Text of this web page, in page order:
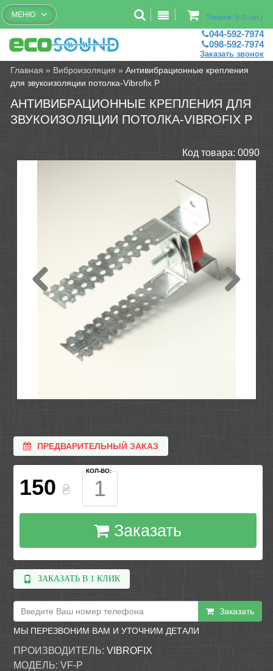
Бесплатный рассчет помещений
Товаров: 0 (0 грн.)
МЕНЮ
044-592-7974
098-592-7974
Заказать звонок
Главная » Виброизоляция »Антивибрационные крепления
для звукоизоляции потолка-Vibrofix P
АНТИВИБРАЦИОННЫЕ КРЕПЛЕНИЯ ДЛЯ
ЗВУКОИЗОЛЯЦИИ ПОТОЛКА-VIBROFIX P
Код товара: 0090
ПРЕДВАРИТЕЛЬНЫЙ ЗАКАЗ
150 ₴
КОЛ-ВО:
Заказать
ЗАКАЗАТЬ В 1 КЛИК
Заказать
МЫ ПЕРЕЗВОНИМ ВАМ И УТОЧНИМ ДЕТАЛИ
ПРОИЗВОДИТЕЛЬ: VIBROFIX
МОДЕЛЬ: VF-P